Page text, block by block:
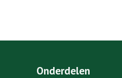
Onderdelen